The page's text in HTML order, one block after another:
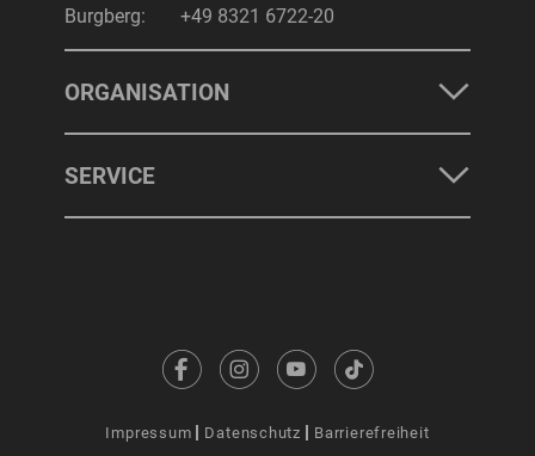
Burgberg:
+49 8321 6722-20
ORGANISATION
SERVICE
Impressum Datenschutz Barrierefreiheit